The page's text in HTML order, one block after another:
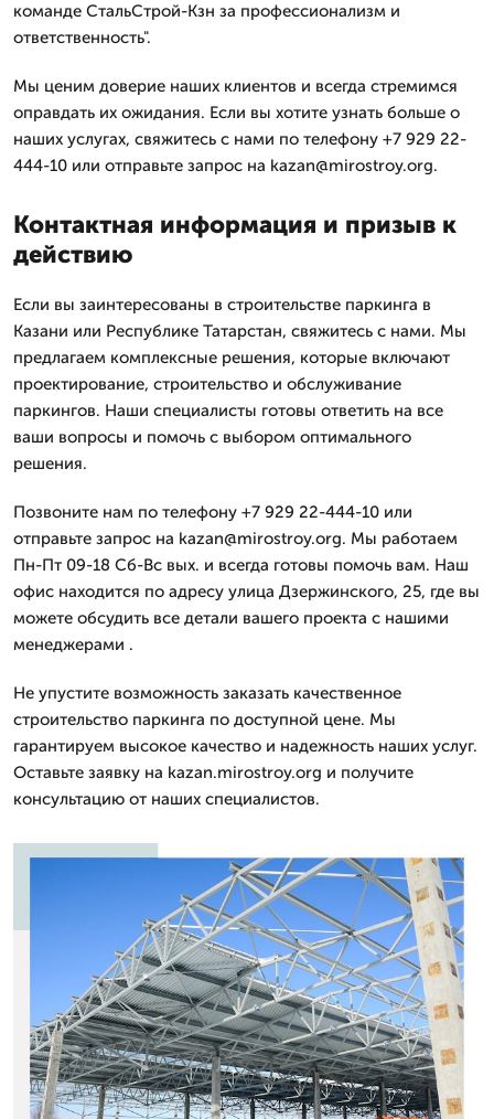
команде СтальСтрой-Кзн за профессионализм и
ответственность".
Мы ценим доверие наших клиентов и всегда стремимся
оправдать их ожидания. Если вы хотите узнать больше о
наших услугах, свяжитесь с нами по телефону +7 929 22-
444-10 или отправьте запрос на kazan@mirostroy.org.
Контактная информация и призыв к
действию
Если вы заинтересованы в строительстве паркинга в
Казани или Республике Татарстан, свяжитесь с нами. Мы
предлагаем комплексные решения, которые включают
проектирование, строительство и обслуживание
паркингов. Наши специалисты готовы ответить на все
ваши вопросы и помочь с выбором оптимального
решения.
Позвоните нам по телефону +7 929 22-444-10 или
отправьте запрос на kazan@mirostroy.org. Мы работаем
Пн-Пт 09-18 Сб-Вс вых. и всегда готовы помочь вам. Наш
офис находится по адресу улица Дзержинского, 25, где вы
можете обсудить все детали вашего проекта с нашими
менеджерами .
Не упустите возможность заказать качественное
строительство паркинга по доступной цене. Мы
гарантируем высокое качество и надежность наших услуг.
Оставьте заявку на kazan.mirostroy.org и получите
консультацию от наших специалистов.